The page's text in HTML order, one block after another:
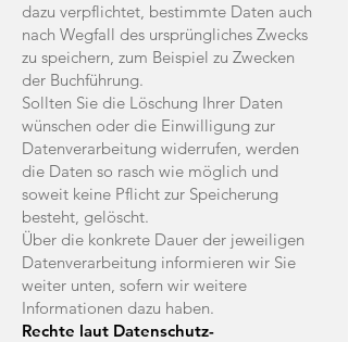
dazu verpflichtet, bestimmte Daten auch
nach Wegfall des ursprüngliches Zwecks
zu speichern, zum Beispiel zu Zwecken
der Buchführung.
Sollten Sie die Löschung Ihrer Daten
wünschen oder die Einwilligung zur
Datenverarbeitung widerrufen, werden
die Daten so rasch wie möglich und
soweit keine Pflicht zur Speicherung
besteht, gelöscht.
Über die konkrete Dauer der jeweiligen
Datenverarbeitung informieren wir Sie
weiter unten, sofern wir weitere
Informationen dazu haben.
Rechte laut Datenschutz-